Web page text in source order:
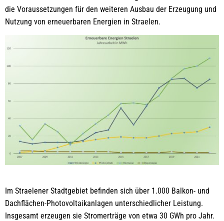
die Voraussetzungen für den weiteren Ausbau der Erzeugung und
Nutzung von erneuerbaren Energien in Straelen.
Im Straelener Stadtgebiet befinden sich über 1.000 Balkon- und
Dachflächen-Photovoltaikanlagen unterschiedlicher Leistung.
Insgesamt erzeugen sie Stromerträge von etwa 30 GWh pro Jahr.